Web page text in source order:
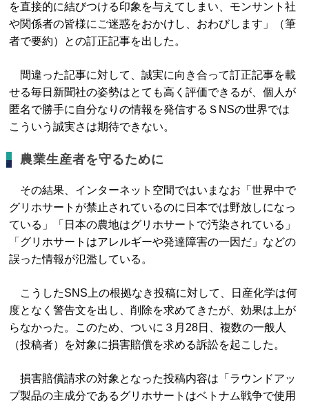
を直接的に結びつける印象を与えてしまい、モンサント社
や関係者の皆様にご迷惑をおかけし、おわびします」（筆
者で要約）との訂正記事を出した。
間違った記事に対して、誠実に向き合って訂正記事を載
せる毎日新聞社の姿勢はとても高く評価できるが、個人が
匿名で勝手に自分なりの情報を発信するＳNSの世界では
こういう誠実さは期待できない。
農業生産者を守るために
その結果、インターネット空間ではいまなお「世界中で
グリホサートが禁止されているのに日本では野放しになっ
ている」「日本の農地はグリホサートで汚染されている」
「グリホサートはアレルギーや発達障害の一因だ」などの
誤った情報が氾濫している。
こうしたSNS上の根拠なき投稿に対して、日産化学は何
度となく警告文を出し、削除を求めてきたが、効果は上が
らなかった。このため、ついに３月28日、複数の一般人
（投稿者）を対象に損害賠償を求める訴訟を起こした。
損害賠償請求の対象となった投稿内容は「ラウンドアッ
プ製品の主成分であるグリホサートはベトナム戦争で使用